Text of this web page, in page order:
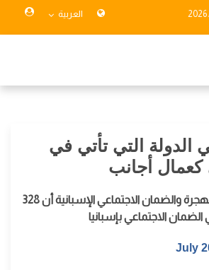
العربية
الدولة التي تأتي في
كعمال أجانب
أعلنت وزارة الشغل والهجرة والضمان الاجتماعي الإسبانية أن 328
July